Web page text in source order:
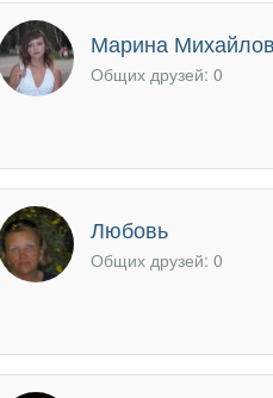
Марина
Общих друзей: 0
Любовь
Общих друзей: 0